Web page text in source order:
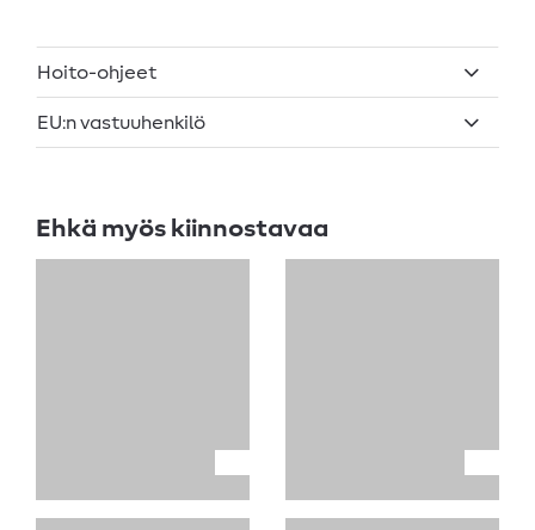
Hoito-ohjeet
EU:n vastuuhenkilö
Ehkä myös kiinnostavaa